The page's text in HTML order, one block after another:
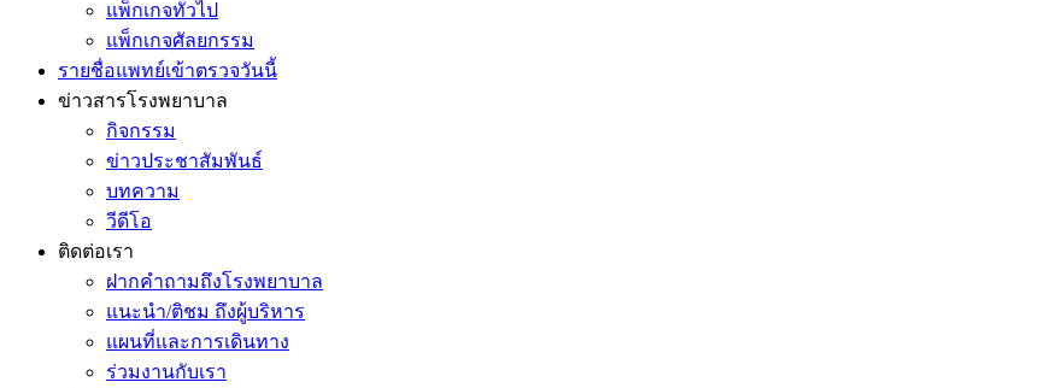
แพ็กเกจทั่วไป
แพ็กเกจศัลยกรรม
รายชื่อแพทย์เข้าตรวจวันนี้
ข่าวสารโรงพยาบาล
กิจกรรม
ข่าวประชาสัมพันธ์
บทความ
วีดีโอ
ติดต่อเรา
ฝากคำถามถึงโรงพยาบาล
แนะนำ/ติชม ถึงผู้บริหาร
แผนที่และการเดินทาง
ร่วมงานกับเรา